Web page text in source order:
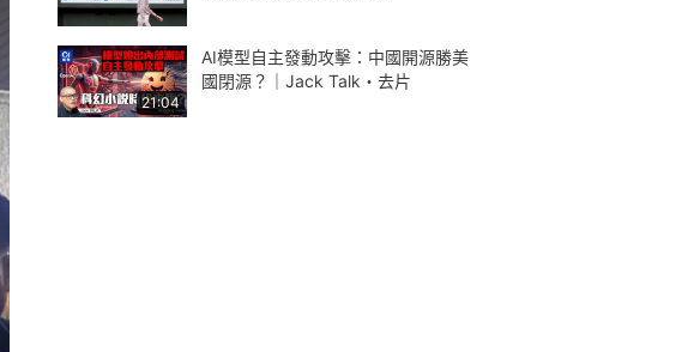
21:04
AI模型自主發動攻擊：中國開源勝美
國閉源？｜Jack Talk・去片